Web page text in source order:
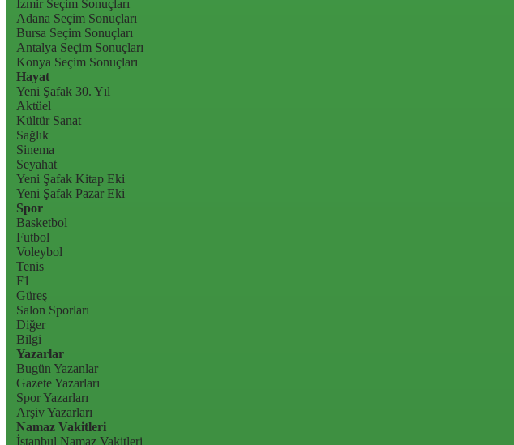
İzmir Seçim Sonuçları
Adana Seçim Sonuçları
Bursa Seçim Sonuçları
Antalya Seçim Sonuçları
Konya Seçim Sonuçları
Hayat
Yeni Şafak 30. Yıl
Aktüel
Kültür Sanat
Sağlık
Sinema
Seyahat
Yeni Şafak Kitap Eki
Yeni Şafak Pazar Eki
Spor
Basketbol
Futbol
Voleybol
Tenis
F1
Güreş
Salon Sporları
Diğer
Bilgi
Yazarlar
Bugün Yazanlar
Gazete Yazarları
Spor Yazarları
Arşiv Yazarları
Namaz Vakitleri
İstanbul Namaz Vakitleri